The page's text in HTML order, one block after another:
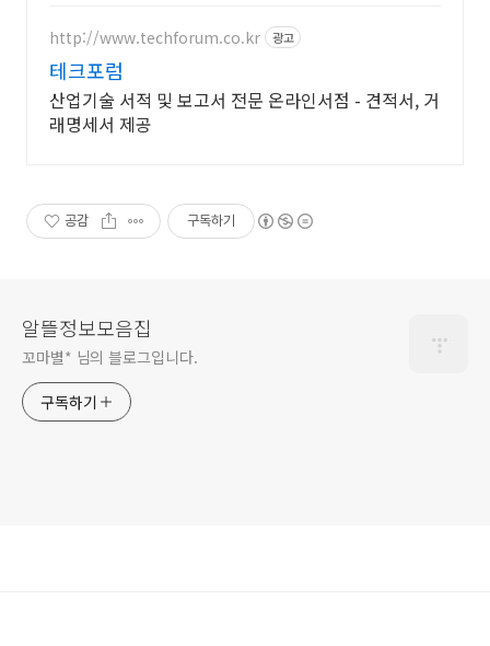
에너지.
http://www.techforum.co.kr 광고
테크포럼
산업기술 서적 및 보고서 전문 온라인서점 - 견적서, 거
래명세서 제공
공감 구독하기
알뜰정보모음집
꼬마별* 님의 블로그입니다.
구독하기